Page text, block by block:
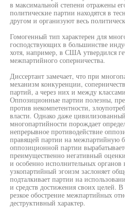
в максимальной степени отражены
политические партии находятся в
другом и организуют весь
Гомогенный тип характерен для
господствующих в большинстве
хотя, например, в США утвердился
межпартийного соперничества.
Диссертант замечает, что при
механизм конкуренции,
партий, а через них и между
Оппозиционные партии полезны,
против некомпетентности,
власти. Однако даже
многопартийности порождает
непрерывное противодействие
правящей партии на межпартийную
оппозиционной партии
преимущественно негативный
и особенно исполнительных органов
узкопартийный эгоизм заслоняет
подталкивает партии на
и средств достижения своих целей. В
резкое обострение межпартийных
деструктивный характер.